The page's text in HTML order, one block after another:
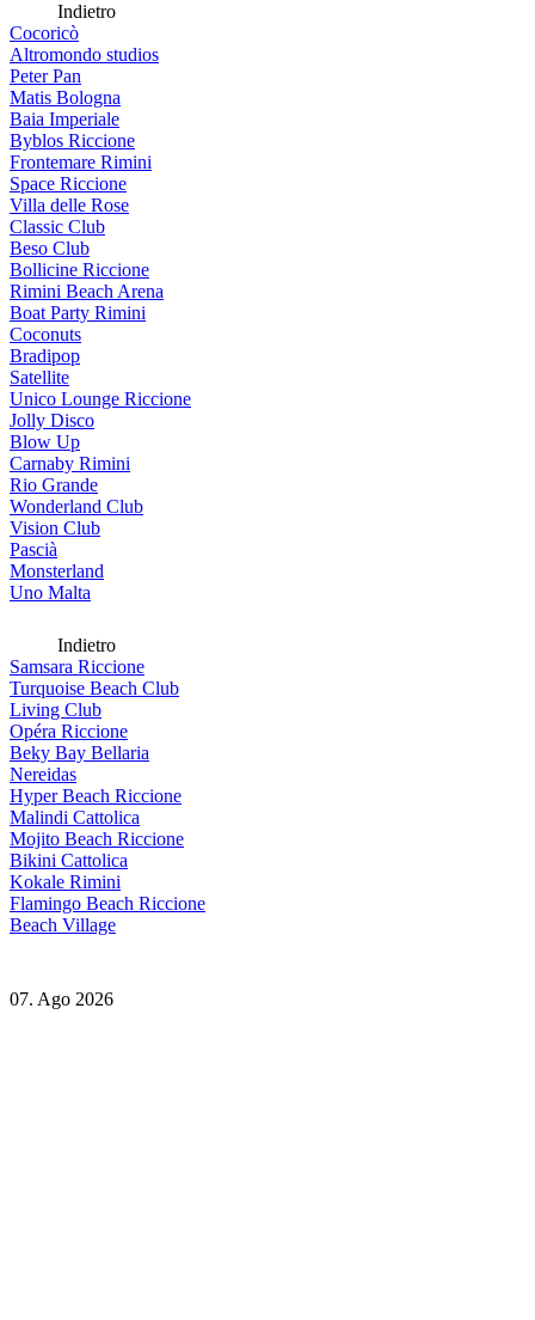
Indietro
Cocoricò
Altromondo studios
Peter Pan
Matis Bologna
Baia Imperiale
Byblos Riccione
Frontemare Rimini
Space Riccione
Villa delle Rose
Classic Club
Beso Club
Bollicine Riccione
Rimini Beach Arena
Boat Party Rimini
Coconuts
Bradipop
Satellite
Unico Lounge Riccione
Jolly Disco
Blow Up
Carnaby Rimini
Rio Grande
Wonderland Club
Vision Club
Pascià
Monsterland
Uno Malta
Indietro
Samsara Riccione
Turquoise Beach Club
Living Club
Opéra Riccione
Beky Bay Bellaria
Nereidas
Hyper Beach Riccione
Malindi Cattolica
Mojito Beach Riccione
Bikini Cattolica
Kokale Rimini
Flamingo Beach Riccione
Beach Village
07. Ago 2026